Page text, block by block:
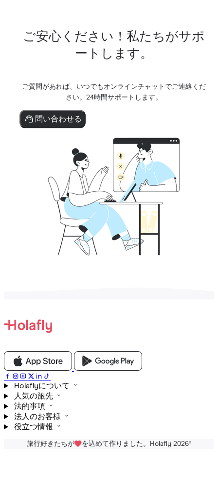
ご安心ください！私たちがサポ
ートします。
ご質問があれば、いつでもオンラインチャットでご連絡くだ
さい。24時間サポートします。
問い合わせる
Holaflyについて
人気の旅先
法的事項
法人のお客様
役立つ情報
旅行好きたちが を込めて作りました。Holafly 2026®